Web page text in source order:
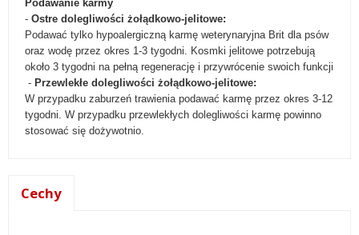
Podawanie karmy
- Ostre dolegliwości żołądkowo-jelitowe:
Podawać tylko hypoalergiczną karmę weterynaryjna Brit dla psów
oraz wodę przez okres 1-3 tygodni. Kosmki jelitowe potrzebują
około 3 tygodni na pełną regenerację i przywrócenie swoich funkcji
- Przewlekłe dolegliwości żołądkowo-jelitowe:
W przypadku zaburzeń trawienia podawać karmę przez okres 3-12
tygodni. W przypadku przewlekłych dolegliwości karmę powinno
stosować się dożywotnio.
Cechy